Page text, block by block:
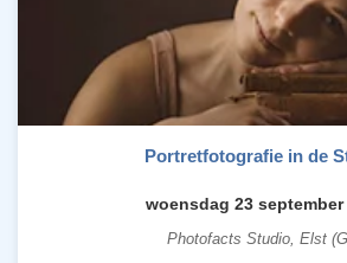
Portretfotografie in de
woensdag 23 september
Photofacts Studio, Elst